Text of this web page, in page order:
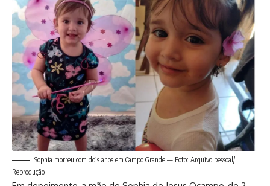
Sophia morreu com dois anos em Campo Grande — Foto: Arquivo pessoal/
Reprodução